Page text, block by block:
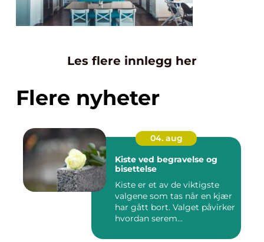
Les flere innlegg her
Flere nyheter
04. aug
Kiste ved begravelse og
bisettelse
Kiste er et av de viktigste
valgene som tas når en kjær
har gått bort. Valget påvirker
hvordan serem...